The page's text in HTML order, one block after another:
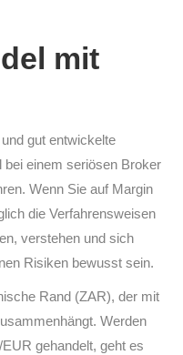
mit
gut entwickelte
bei einem seriösen Broker
Wenn Sie auf Margin
die Verfahrensweisen
verstehen und sich
Risiken bewusst sein.
Rand (ZAR), der mit
Werden
gehandelt, geht es